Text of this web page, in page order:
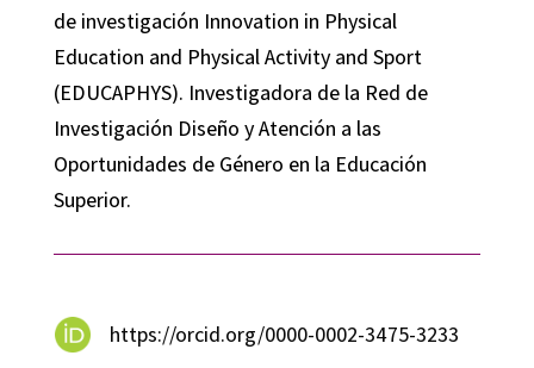
de investigación Innovation in Physical
Education and Physical Activity and Sport
(EDUCAPHYS). Investigadora de la Red de
Investigación Diseño y Atención a las
Oportunidades de Género en la Educación
Superior.
https://orcid.org/0000-0002-3475-3233